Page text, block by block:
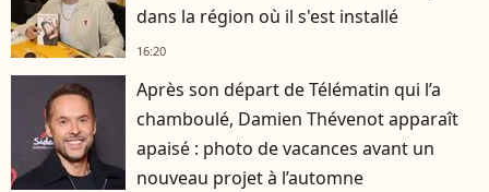
dans la région où il s'est installé
16:20
Après son départ de Télématin qui l’a
chamboulé, Damien Thévenot apparaît
apaisé : photo de vacances avant un
nouveau projet à l’automne